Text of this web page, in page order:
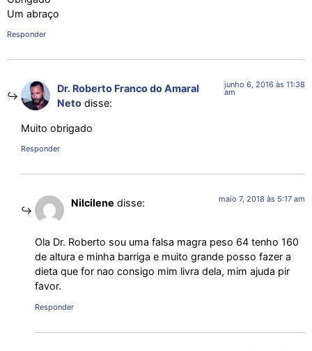
Um abraço
Responder
Dr. Roberto Franco do Amaral
Neto disse:
junho 6, 2016 às 11:38
am
Muito obrigado
Responder
Nilcilene disse: maio 7, 2018 às 5:17 am
Ola Dr. Roberto sou uma falsa magra peso 64 tenho 160
de altura e minha barriga e muito grande posso fazer a
dieta que for nao consigo mim livra dela, mim ajuda pir
favor.
Responder